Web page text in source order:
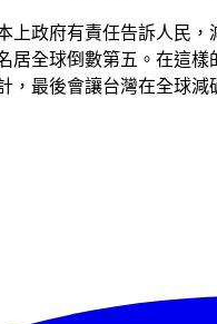
政府有責任告訴人民
全球倒數第五。在這
最後會讓台灣在全球